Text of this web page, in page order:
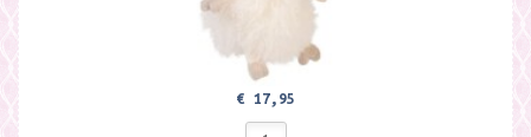
€ 17,95